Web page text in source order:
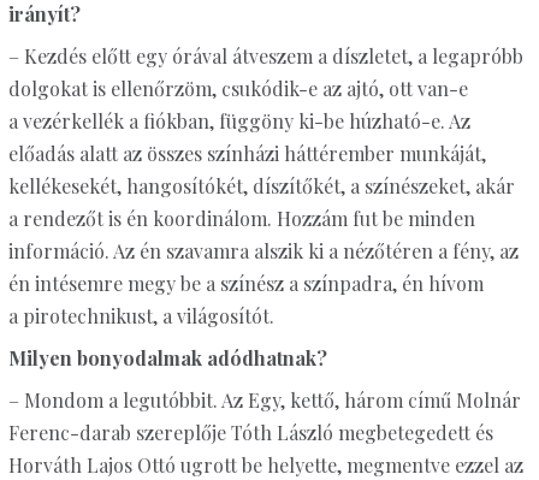
irányít?
– Kezdés előtt egy órával átveszem a díszletet, a legapróbb
dolgokat is ellenőrzöm, csukódik-e az ajtó, ott van-e
a vezérkellék a fiókban, függöny ki-be húzható-e. Az
előadás alatt az összes színházi háttérember munkáját,
kellékesekét, hangosítókét, díszítőkét, a színészeket, akár
a rendezőt is én koordinálom. Hozzám fut be minden
információ. Az én szavamra alszik ki a nézőtéren a fény, az
én intésemre megy be a színész a színpadra, én hívom
a pirotechnikust, a világosítót.
Milyen bonyodalmak adódhatnak?
– Mondom a legutóbbit. Az Egy, kettő, három című Molnár
Ferenc-darab szereplője Tóth László megbetegedett és
Horváth Lajos Ottó ugrott be helyette, megmentve ezzel az